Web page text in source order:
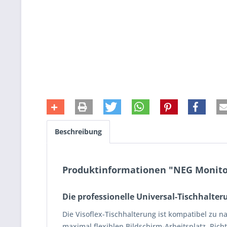
Beschreibung
Produktinformationen "NEG
Die professionelle Universal-
Die Visoflex-Tischhalterung ist kompatibel zu